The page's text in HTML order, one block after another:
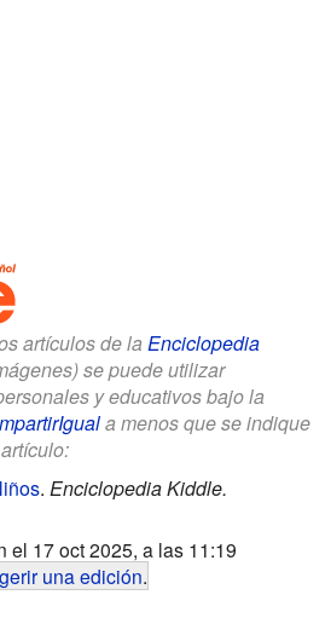
artículos de la Enciclopedia
se puede utilizar
y educativos bajo la
a menos que se indique
. Enciclopedia Kiddle.
el 17 oct 2025, a las 11:19
una edición.